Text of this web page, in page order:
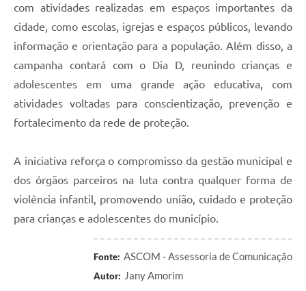
com atividades realizadas em espaços importantes da
cidade, como escolas, igrejas e espaços públicos, levando
informação e orientação para a população. Além disso, a
campanha contará com o Dia D, reunindo crianças e
adolescentes em uma grande ação educativa, com
atividades voltadas para conscientização, prevenção e
fortalecimento da rede de proteção.
A iniciativa reforça o compromisso da gestão municipal e
dos órgãos parceiros na luta contra qualquer forma de
violência infantil, promovendo união, cuidado e proteção
para crianças e adolescentes do município.
Fonte: ASCOM - Assessoria de Comunicação
Autor: Jany Amorim